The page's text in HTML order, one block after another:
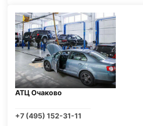
АТЦ Очаково
+7 (495) 152-31-11